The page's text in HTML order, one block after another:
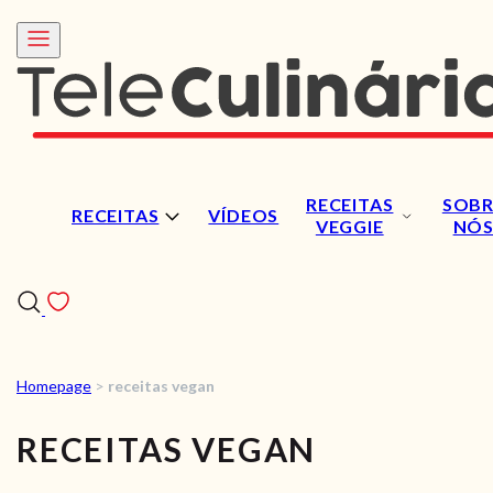
RECEITAS VÍDEOS
RECEITAS
VEGGIE
NÓS
VÍDEOS
Homepage > receitas vegan
RECEITAS VEGAN